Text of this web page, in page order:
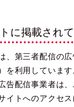
に掲載され
、第三者配信の
を利用しています
告配信事業者は
イトへのアクセ